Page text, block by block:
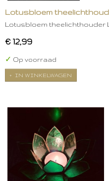
Lotusbloem
Lotusbloem theelichthouder
€ 12,99
✓ Op voorraad
IN WINKELWAGEN